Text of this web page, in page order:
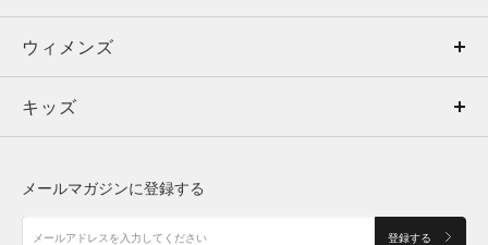
ウィメンズ
キッズ
アクセサリー
トップス
ボトムス
アクセサリー
ウィメンズ
トップス
シューズ
キッズ
メールマガジンに登録する
登録する